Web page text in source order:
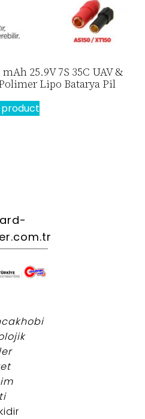
25.9V 7S 35C UAV &
Lipo Batarya Pil
product